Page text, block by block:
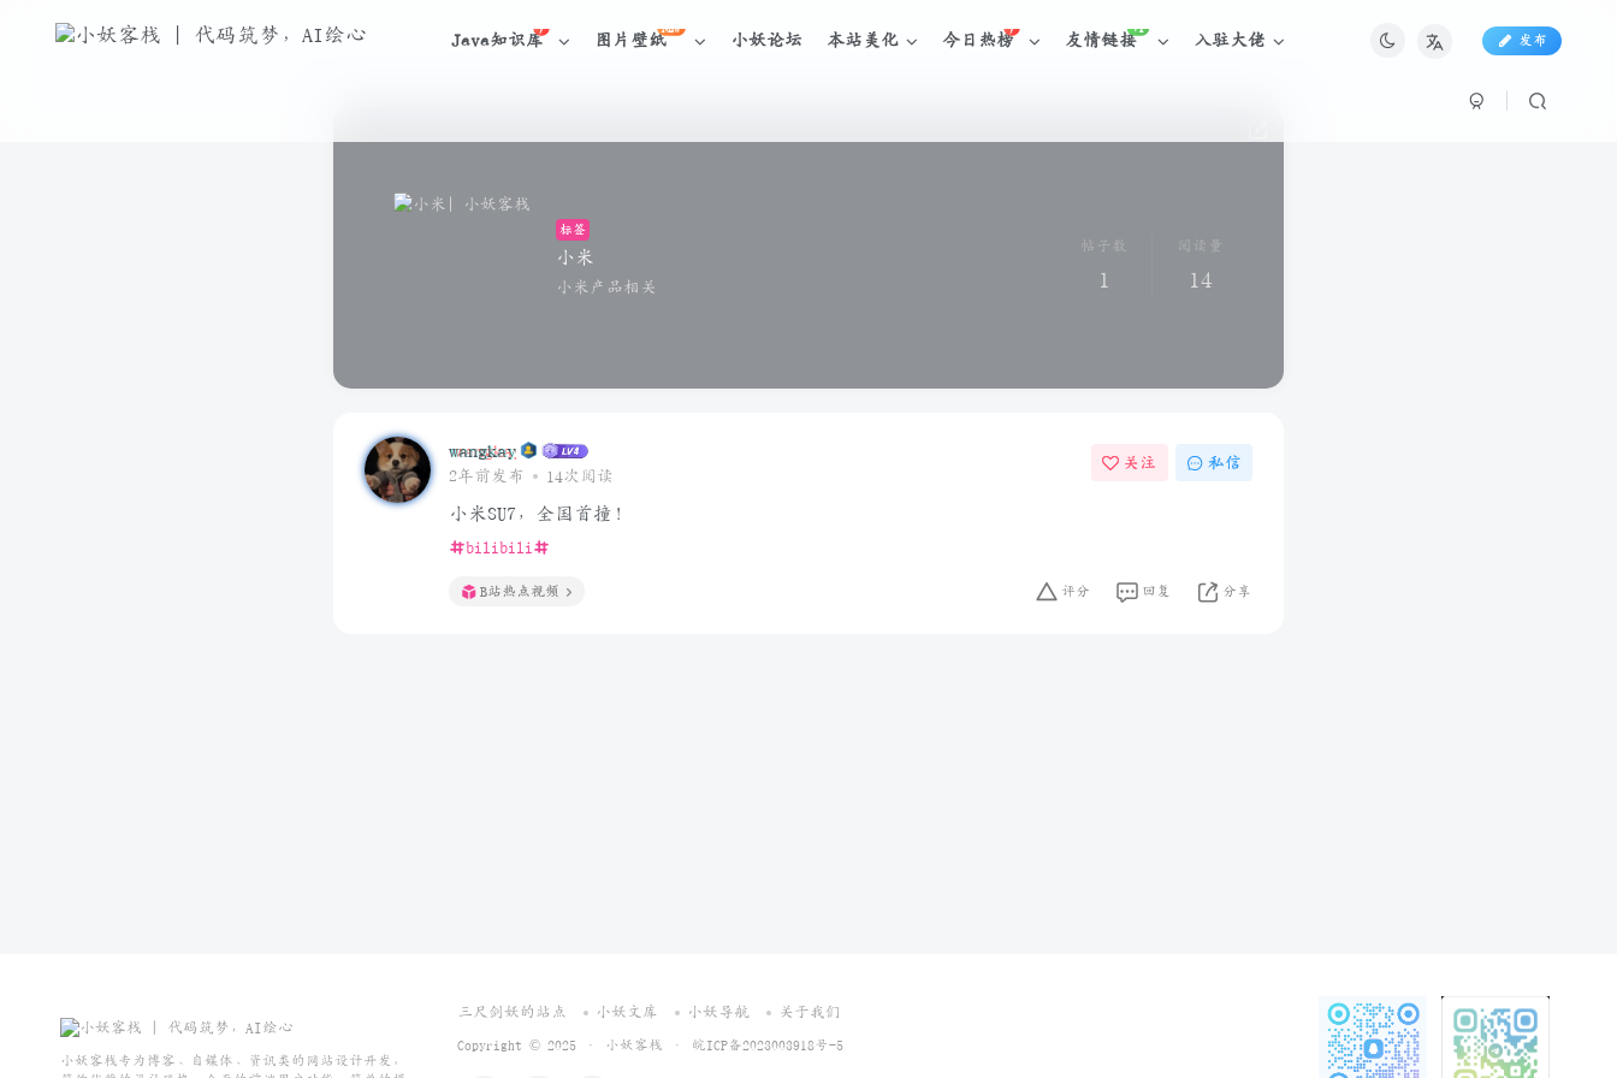
Java知识库 图片壁纸
NEW
小妖论坛 本站美化 今日热榜 友情链接
+1
入驻大佬 发布
标签
小米
小米产品相关
帖子数
1
阅读量
14
wangkay
2年前发布 14次阅读
关注 私信
小米SU7，全国首撞！
bilibili
B站热点视频 评分 回复 分享
小妖客栈专为博客、自媒体、资讯类的网站设计开发，
三尺剑妖的站点 小妖文库 小妖导航 关于我们
Copyright © 2025 · 小妖客栈 · 皖ICP备2023003918号-5